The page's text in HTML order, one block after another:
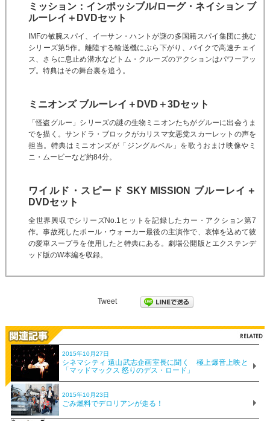
ミッション：インポッシブル/ローグ・ネイション ブ
ルーレイ＋DVDセット
IMFの敏腕スパイ、イーサン・ハントが謎の多国籍スパイ集団に挑む
シリーズ第5作。離陸する輸送機にぶら下がり、バイクで高速チェイ
ス、さらに息止め潜水などトム・クルーズのアクションはパワーアッ
プ。特典はその舞台裏を追う。
ミニオンズ ブルーレイ＋DVD＋3Dセット
「怪盗グルー」シリーズの謎の生物ミニオンたちがグルーに出会うま
でを描く。サンドラ・ブロックがカリスマ女悪党スカーレットの声を
担当。特典はミニオンズが「ジングルベル」を歌うおまけ映像やミ
ニ・ムービーなど約84分。
ワイルド・スピード SKY MISSION ブルーレイ＋
DVDセット
全世界興収でシリーズNo.1ヒットを記録したカー・アクション第7
作。事故死したポール・ウォーカー最後の主演作で、哀悼を込めて彼
の愛車スープラを使用したと特典にある。劇場公開版とエクステンデ
ッド版のW本編を収録。
Tweet
2015年10月27日
シネマシティ 遠山武志企画室長に聞く 極上爆音上映と
「マッドマックス 怒りのデス・ロード」
2015年10月23日
ごみ燃料でデロリアンが走る！